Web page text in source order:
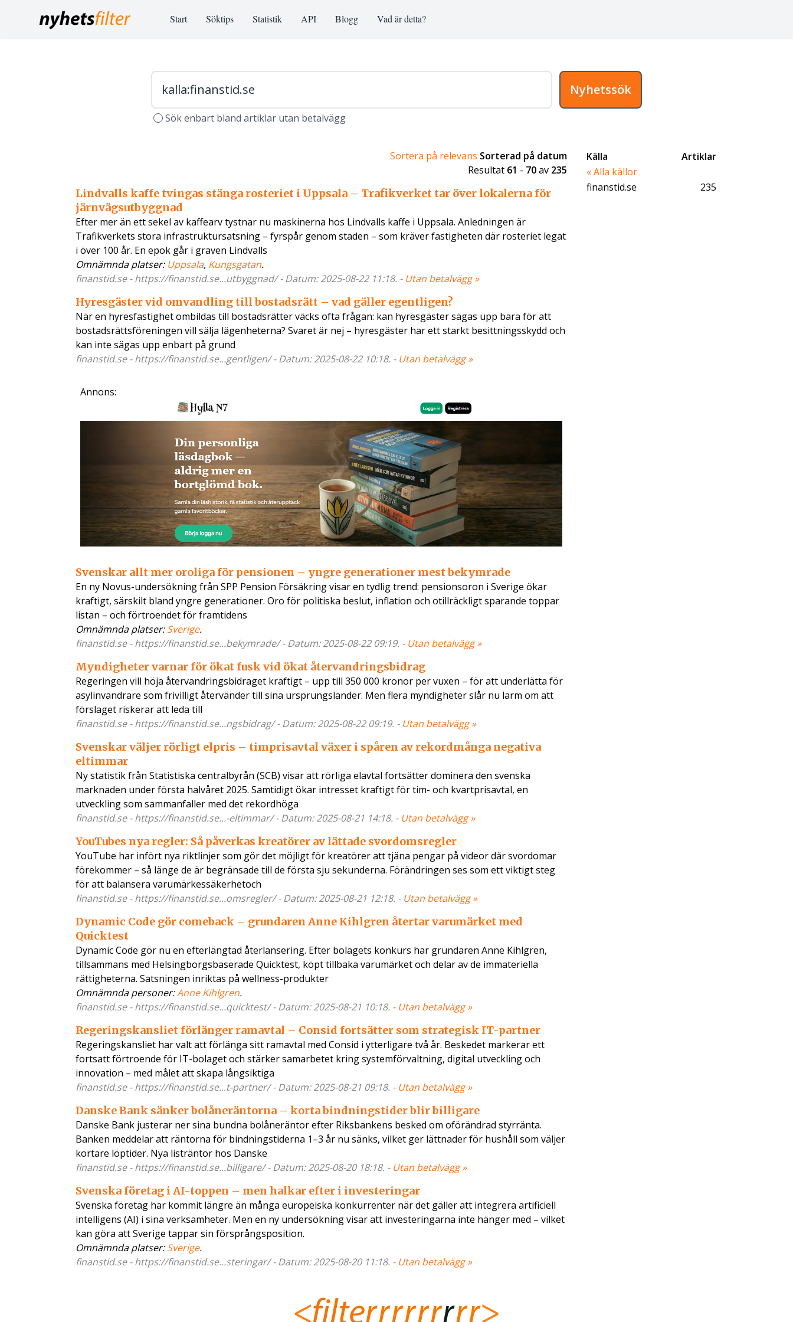
Start Söktips Statistik API Blogg Vad är detta?
Nyhetssök
Sök enbart bland artiklar utan betalvägg
Sortera på relevans Sorterad på datum
Resultat 61 - 70av 235
Lindvalls kaffe tvingas stänga rosteriet i Uppsala – Trafikverket tar över lokalerna för
järnvägsutbyggnad
Efter mer än ett sekel av kaffearv tystnar nu maskinerna hos Lindvalls kaffe i Uppsala. Anledningen är
Trafikverkets stora infrastruktursatsning – fyrspår genom staden – som kräver fastigheten där rosteriet legat
i över 100 år. En epok går i graven Lindvalls
Omnämnda platser: Uppsala, Kungsgatan.
finanstid.se - https://finanstid.se...utbyggnad/ - Datum: 2025-08-22 11:18. - Utan betalvägg »
Hyresgäster vid omvandling till bostadsrätt – vad gäller egentligen?
När en hyresfastighet ombildas till bostadsrätter väcks ofta frågan: kan hyresgäster sägas upp bara för att
bostadsrättsföreningen vill sälja lägenheterna? Svaret är nej – hyresgäster har ett starkt besittningsskydd och
kan inte sägas upp enbart på grund
finanstid.se - https://finanstid.se...gentligen/ - Datum: 2025-08-22 10:18. - Utan betalvägg »
Annons:
Svenskar allt mer oroliga för pensionen – yngre generationer mest bekymrade
En ny Novus-undersökning från SPP Pension Försäkring visar en tydlig trend: pensionsoron i Sverige ökar
kraftigt, särskilt bland yngre generationer. Oro för politiska beslut, inflation och otillräckligt sparande toppar
listan – och förtroendet för framtidens
Omnämnda platser:Sverige.
finanstid.se - https://finanstid.se...bekymrade/ - Datum: 2025-08-22 09:19. - Utan betalvägg »
Myndigheter varnar för ökat fusk vid ökat återvandringsbidrag
Regeringen vill höja återvandringsbidraget kraftigt – upp till 350 000 kronor per vuxen – för att underlätta för
asylinvandrare som frivilligt återvänder till sina ursprungsländer. Men flera myndigheter slår nu larm om att
förslaget riskerar att leda till
finanstid.se - https://finanstid.se...ngsbidrag/ - Datum: 2025-08-22 09:19. - Utan betalvägg »
Svenskar väljer rörligt elpris – timprisavtal växer i spåren av rekordmånga negativa
eltimmar
Ny statistik från Statistiska centralbyrån (SCB) visar att rörliga elavtal fortsätter dominera den svenska
marknaden under första halvåret 2025. Samtidigt ökar intresset kraftigt för tim- och kvartprisavtal, en
utveckling som sammanfaller med det rekordhöga
finanstid.se - https://finanstid.se...-eltimmar/ - Datum: 2025-08-21 14:18. - Utan betalvägg »
YouTubes nya regler: Så påverkas kreatörer av lättade svordomsregler
YouTube har infört nya riktlinjer som gör det möjligt för kreatörer att tjäna pengar på videor där svordomar
förekommer – så länge de är begränsade till de första sju sekunderna. Förändringen ses som ett viktigt steg
för att balansera varumärkessäkerhetoch
finanstid.se - https://finanstid.se...omsregler/ - Datum: 2025-08-21 12:18. - Utan betalvägg »
Dynamic Code gör comeback – grundaren Anne Kihlgren återtar varumärket med
Quicktest
Dynamic Code gör nu en efterlängtad återlansering. Efter bolagets konkurs har grundaren Anne Kihlgren,
tillsammans med Helsingborgsbaserade Quicktest, köpt tillbaka varumärket och delar av de immateriella
rättigheterna. Satsningen inriktas på wellness-produkter
Omnämnda personer:Anne Kihlgren.
finanstid.se - https://finanstid.se...quicktest/ - Datum: 2025-08-21 10:18. - Utan betalvägg »
Regeringskansliet förlänger ramavtal – Consid fortsätter som strategisk IT-partner
Regeringskansliet har valt att förlänga sitt ramavtal med Consid i ytterligare två år. Beskedet markerar ett
fortsatt förtroende för IT-bolaget och stärker samarbetet kring systemförvaltning, digital utveckling och
innovation – med målet att skapa långsiktiga
finanstid.se - https://finanstid.se...t-partner/ - Datum: 2025-08-21 09:18. - Utan betalvägg »
Danske Bank sänker bolåneräntorna – korta bindningstider blir billigare
Danske Bank justerar ner sina bundna bolåneräntor efter Riksbankens besked om oförändrad styrränta.
Banken meddelar att räntorna för bindningstiderna 1–3 år nu sänks, vilket ger lättnader för hushåll som väljer
kortare löptider. Nya listräntor hos Danske
finanstid.se - https://finanstid.se...billigare/ - Datum: 2025-08-20 18:18. - Utan betalvägg »
Svenska företag i AI-toppen – men halkar efter i investeringar
Svenska företag har kommit längre än många europeiska konkurrenter när det gäller att integrera artificiell
intelligens (AI) i sina verksamheter. Men en ny undersökning visar att investeringarna inte hänger med – vilket
kan göra att Sverige tappar sin försprångsposition.
Omnämnda platser:Sverige.
finanstid.se - https://finanstid.se...steringar/ - Datum: 2025-08-20 11:18. - Utan betalvägg »
Källa
Artiklar
« Alla källor
finanstid.se
235